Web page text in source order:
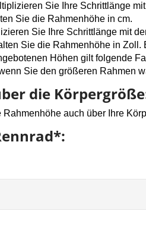
Sie Ihre Schrittlänge
Sie die Rahmenhöhe in cm.
Sie Ihre Schrittlänge mit
Sie die Rahmenhöhe in
Höhen gilt folgende
Sie den größeren Rahmen
die
auch über Ihre